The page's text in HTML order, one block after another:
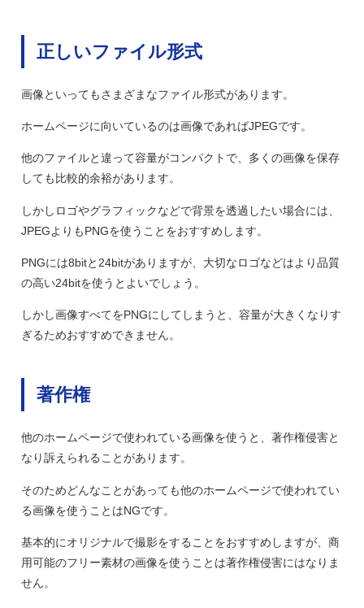
正しいファイル形式
画像といってもさまざまなファイル形式があります。
ホームページに向いているのは画像であればJPEGです。
他のファイルと違って容量がコンパクトで、多くの画像を保存
しても比較的余裕があります。
しかしロゴやグラフィックなどで背景を透過したい場合には、
JPEGよりもPNGを使うことをおすすめします。
PNGには8bitと24bitがありますが、大切なロゴなどはより品質
の高い24bitを使うとよいでしょう。
しかし画像すべてをPNGにしてしまうと、容量が大きくなりす
ぎるためおすすめできません。
著作権
他のホームページで使われている画像を使うと、著作権侵害と
なり訴えられることがあります。
そのためどんなことがあっても他のホームページで使われてい
る画像を使うことはNGです。
基本的にオリジナルで撮影をすることをおすすめしますが、商
用可能のフリー素材の画像を使うことは著作権侵害にはなりま
せん。